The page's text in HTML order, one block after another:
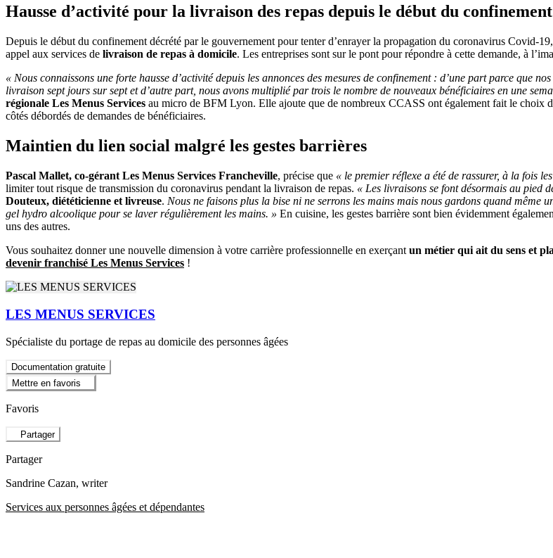
Hausse d’activité pour la livraison des repas depuis le début du confinement
Depuis le début du confinement décrété par le gouvernement pour tenter d’enrayer la propagation du coronavirus Covid-
appel aux services de livraison de repas à domicile. Les entreprises sont sur le pont pour répondre à cette demande, à
« Nous connaissons une forte hausse d’activité depuis les annonces des mesures de confinement : d’une part parce que
livraison sept jours sur sept et d’autre part, nous avons multiplié par trois le nombre de nouveaux bénéficiaires en une
régionale Les Menus Services au micro de BFM Lyon. Elle ajoute que de nombreux CCASS ont également fait le choix
côtés débordés de demandes de bénéficiaires.
Maintien du lien social malgré les gestes barrières
Pascal Mallet, co-gérant Les Menus Services Francheville, précise que « le premier réflexe a été de rassurer, à la fois
limiter tout risque de transmission du coronavirus pendant la livraison de repas. « Les livraisons se font désormais au pied
Douteux, diététicienne et livreuse. Nous ne faisons plus la bise ni ne serrons les mains mais nous gardons quand même
gel hydro alcoolique pour se laver régulièrement les mains. » En cuisine, les gestes barrière sont bien évidemment
uns des autres.
Vous souhaitez donner une nouvelle dimension à votre carrière professionnelle en exerçant un métier qui ait du sens et
devenir franchisé Les Menus Services !
LES MENUS SERVICES
Spécialiste du portage de repas au domicile des personnes âgées
Documentation gratuite
Mettre en favoris
Favoris
Partager
Partager
Sandrine Cazan, writer
Services aux personnes âgées et dépendantes